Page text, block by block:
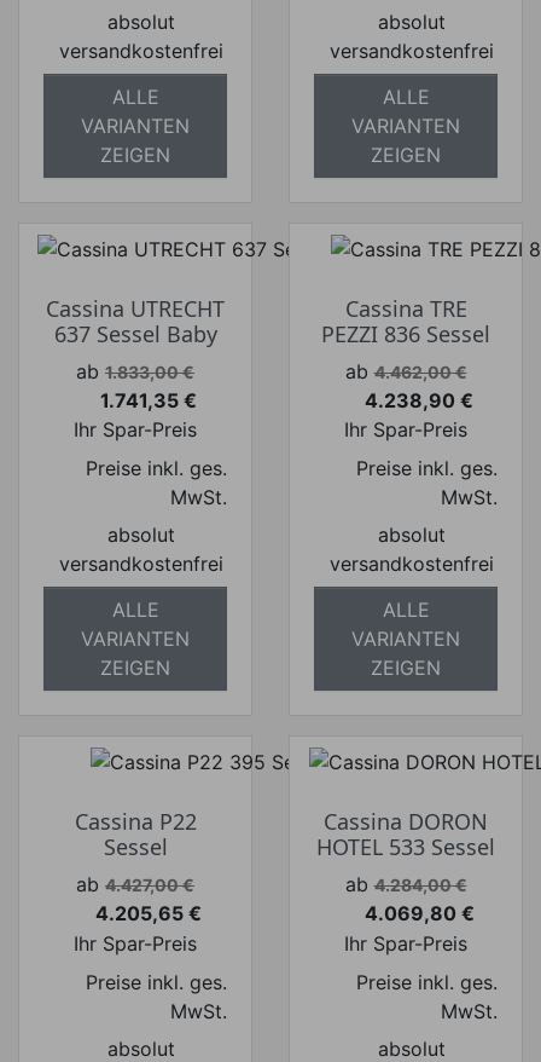
absolut
versandkostenfrei
ALLE
VARIANTEN
ZEIGEN
absolut
versandkostenfrei
ALLE
VARIANTEN
ZEIGEN
Cassina UTRECHT
637 Sessel Baby
Verkaufspreis
ab 1.833,00 €
Preis
1.741,35 €
Ihr Spar-Preis
Preise inkl. ges.
MwSt.
absolut
versandkostenfrei
ALLE
VARIANTEN
ZEIGEN
Cassina TRE
PEZZI 836 Sessel
Verkaufspreis
ab 4.462,00 €
Preis
4.238,90 €
Ihr Spar-Preis
Preise inkl. ges.
MwSt.
absolut
versandkostenfrei
ALLE
VARIANTEN
ZEIGEN
Cassina P22
Sessel
Verkaufspreis
ab 4.427,00 €
Preis
4.205,65 €
Ihr Spar-Preis
Preise inkl. ges.
MwSt.
absolut
Cassina DORON
HOTEL 533 Sessel
Verkaufspreis
ab 4.284,00 €
Preis
4.069,80 €
Ihr Spar-Preis
Preise inkl. ges.
MwSt.
absolut